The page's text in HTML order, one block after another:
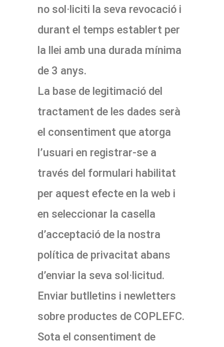
no sol·liciti la seva revocació i
durant el temps establert per
la llei amb una durada mínima
de 3 anys.
La base de legitimació del
tractament de les dades serà
el consentiment que atorga
l’usuari en registrar-se a
través del formulari habilitat
per aquest efecte en la web i
en seleccionar la casella
d’acceptació de la nostra
política de privacitat abans
d’enviar la seva sol·licitud.
Enviar butlletins i newletters
sobre productes de COPLEFC.
Sota el consentiment de